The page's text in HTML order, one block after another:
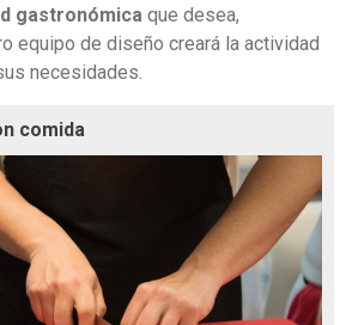
gastronómica que desea,
equipo de diseño creará la actividad
necesidades.
comida